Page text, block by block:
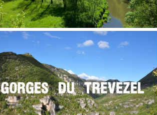
GORGES DU TREVEZEL